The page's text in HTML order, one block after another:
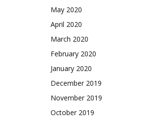
May 2020
April 2020
March 2020
February 2020
January 2020
December 2019
November 2019
October 2019